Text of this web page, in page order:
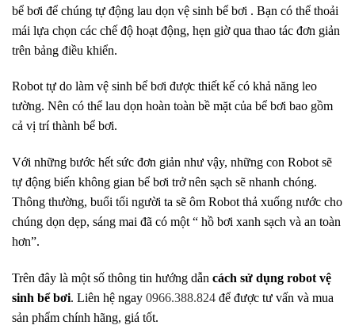
bể bơi để chúng tự động lau dọn vệ sinh bể bơi . Bạn có thể thoải
mái lựa chọn các chế độ hoạt động, hẹn giờ qua thao tác đơn giản
trên bảng điều khiển.
Robot tự do làm vệ sinh bể bơi được thiết kế có khả năng leo
tường. Nên có thể lau dọn hoàn toàn bề mặt của bể bơi bao gồm
cả vị trí thành bể bơi.
Với những bước hết sức đơn giản như vậy, những con Robot sẽ
tự động biến không gian bể bơi trở nên sạch sẽ nhanh chóng.
Thông thường, buổi tối người ta sẽ ôm Robot thả xuống nước cho
chúng dọn dẹp, sáng mai đã có một “ hồ bơi xanh sạch và an toàn
hơn”.
Trên đây là một số thông tin hướng dẫn cách sử dụng robot vệ
sinh bể bơi. Liên hệ ngay 0966.388.824 để được tư vấn và mua
sản phẩm chính hãng, giá tốt.